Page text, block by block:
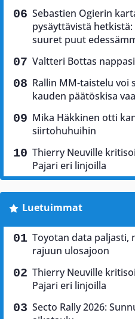
Sebastien Ogierin
pysäyttävistä
suuret puut
Valtteri Bottas
Rallin MM-taistelu voi
kauden päätöskisa
Mika Häkkinen otti
siirtohuhuihin
Thierry Neuville
Pajari eri linjoilla
Luetuimmat
Toyotan data paljasti,
rajuun ulosajoon
Thierry Neuville
Pajari eri linjoilla
Secto Rally 2026: